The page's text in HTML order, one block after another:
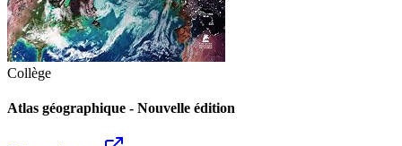
Collège
Atlas géographique - Nouvelle édition